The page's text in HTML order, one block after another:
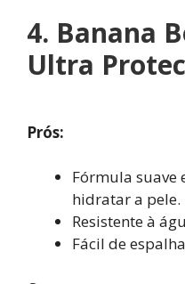
4. Banana
Ultra
Prós:
Fórmula suave
hidratar a pele.
Resistente à
Fácil de